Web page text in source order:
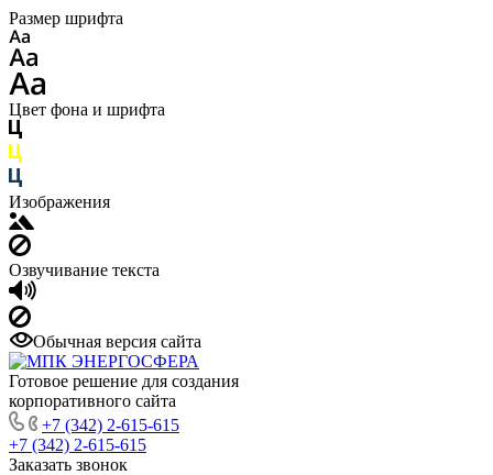
Размер шрифта
Цвет фона и шрифта
Изображения
Озвучивание текста
Обычная версия сайта
Готовое решение для создания
корпоративного сайта
+7 (342) 2-615-615
+7 (342) 2-615-615
Заказать звонок